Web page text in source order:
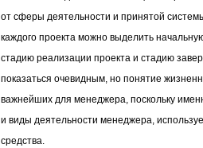
от сферы деятельности и принятой
каждого проекта можно выделить
стадию реализации проекта и стадию
показаться очевидным, но понятие
важнейших для менеджера, поскольку
и виды деятельности менеджера,
средства.